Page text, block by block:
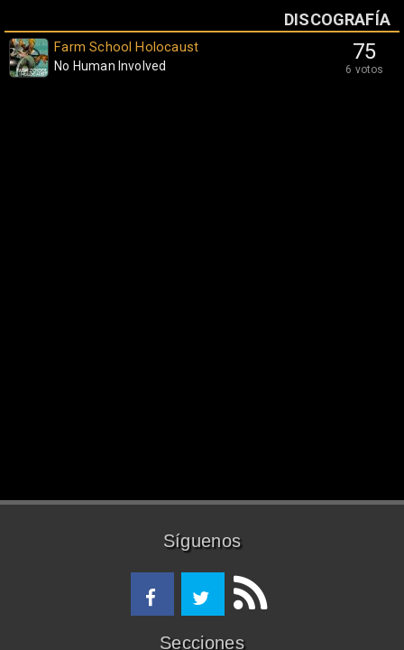
DISCOGRAFÍA
75
6 votos
Farm School Holocaust
No Human Involved
Síguenos
Secciones